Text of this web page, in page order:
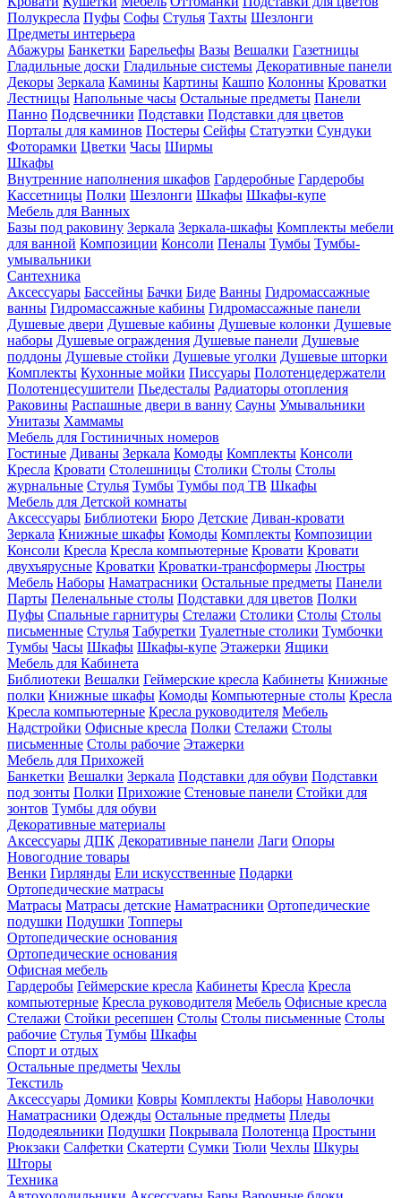
Полукресла Пуфы Софы Стулья Тахты Шезлонги
Предметы интерьера
Абажуры Банкетки Барельефы Вазы Вешалки Газетницы
Гладильные доски Гладильные системы Декоративные панели
Декоры Зеркала Камины Картины Кашпо Колонны Кроватки
Лестницы Напольные часы Остальные предметы Панели
Панно Подсвечники Подставки Подставки для цветов
Порталы для каминов Постеры Сейфы Статуэтки Сундуки
Фоторамки Цветки Часы Ширмы
Шкафы
Внутренние наполнения шкафов Гардеробные Гардеробы
Кассетницы Полки Шезлонги Шкафы Шкафы-купе
Мебель для Ванных
Базы под раковину Зеркала Зеркала-шкафы Комплекты мебели
для ванной Композиции Консоли Пеналы Тумбы Тумбы-
умывальники
Сантехника
Аксессуары Бассейны Бачки Биде Ванны Гидромассажные
ванны Гидромассажные кабины Гидромассажные панели
Душевые двери Душевые кабины Душевые колонки Душевые
наборы Душевые ограждения Душевые панели Душевые
поддоны Душевые стойки Душевые уголки Душевые шторки
Комплекты Кухонные мойки Писсуары Полотенцедержатели
Полотенцесушители Пьедесталы Радиаторы отопления
Раковины Распашные двери в ванну Сауны Умывальники
Унитазы Хаммамы
Мебель для Гостиничных номеров
Гостиные Диваны Зеркала Комоды Комплекты Консоли
Кресла Кровати Столешницы Столики Столы Столы
журнальные Стулья Тумбы Тумбы под ТВ Шкафы
Мебель для Детской комнаты
Аксессуары Библиотеки Бюро Детские Диван-кровати
Зеркала Книжные шкафы Комоды Комплекты Композиции
Консоли Кресла Кресла компьютерные Кровати Кровати
двухъярусные Кроватки Кроватки-трансформеры Люстры
Мебель Наборы Наматрасники Остальные предметы Панели
Парты Пеленальные столы Подставки для цветов Полки
Пуфы Спальные гарнитуры Стелажи Столики Столы Столы
письменные Стулья Табуретки Туалетные столики Тумбочки
Тумбы Часы Шкафы Шкафы-купе Этажерки Ящики
Мебель для Кабинета
Библиотеки Вешалки Геймерские кресла Кабинеты Книжные
полки Книжные шкафы Комоды Компьютерные столы Кресла
Кресла компьютерные Кресла руководителя Мебель
Надстройки Офисные кресла Полки Стелажи Столы
письменные Столы рабочие Этажерки
Мебель для Прихожей
Банкетки Вешалки Зеркала Подставки для обуви Подставки
под зонты Полки Прихожие Стеновые панели Стойки для
зонтов Тумбы для обуви
Декоративные материалы
Аксессуары ДПК Декоративные панели Лаги Опоры
Новогодние товары
Венки Гирлянды Ели искусственные Подарки
Ортопедические матрасы
Матрасы Матрасы детские Наматрасники Ортопедические
подушки Подушки Топперы
Ортопедические основания
Ортопедические основания
Офисная мебель
Гардеробы Геймерские кресла Кабинеты Кресла Кресла
компьютерные Кресла руководителя Мебель Офисные кресла
Стелажи Стойки ресепшен Столы Столы письменные Столы
рабочие Стулья Тумбы Шкафы
Спорт и отдых
Остальные предметы Чехлы
Текстиль
Аксессуары Домики Ковры Комплекты Наборы Наволочки
Наматрасники Одежды Остальные предметы Пледы
Пододеяльники Подушки Покрывала Полотенца Простыни
Рюкзаки Салфетки Скатерти Сумки Тюли Чехлы Шкуры
Шторы
Техника